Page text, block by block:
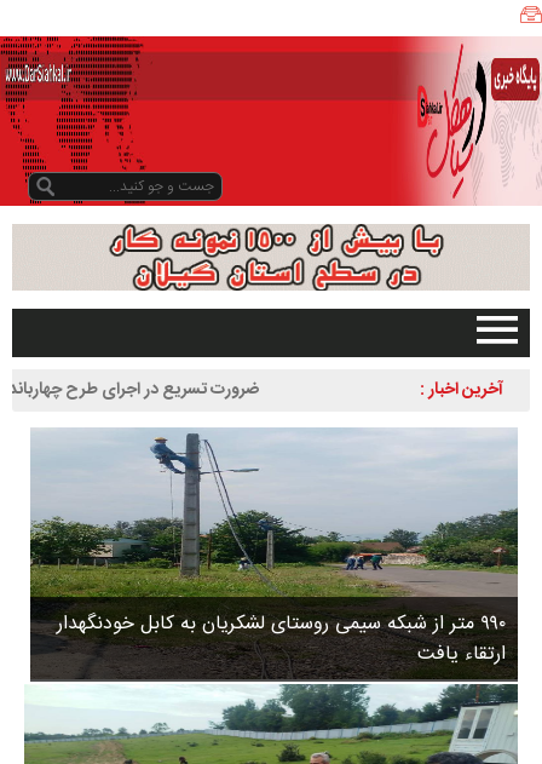
صفحه اصلی
دیلمان
روستاها
ورزشی
سیاسی
چندرسانه ای
مسیر گردشگری دیلمان
درباره ما
آخرین اخبار :
ضرورت تسریع در اجرای طرح چهاربانده
لاهیجان به سیاهکل
۹۹۰ متر از شبکه سیمی روستای لشکریان به کابل خودنگهدار
ارتقاء یافت
ا
ه
ک
ل
ز
و
د
و
د
س
۱
۳
۵
۸
ب
ا
ز
ن